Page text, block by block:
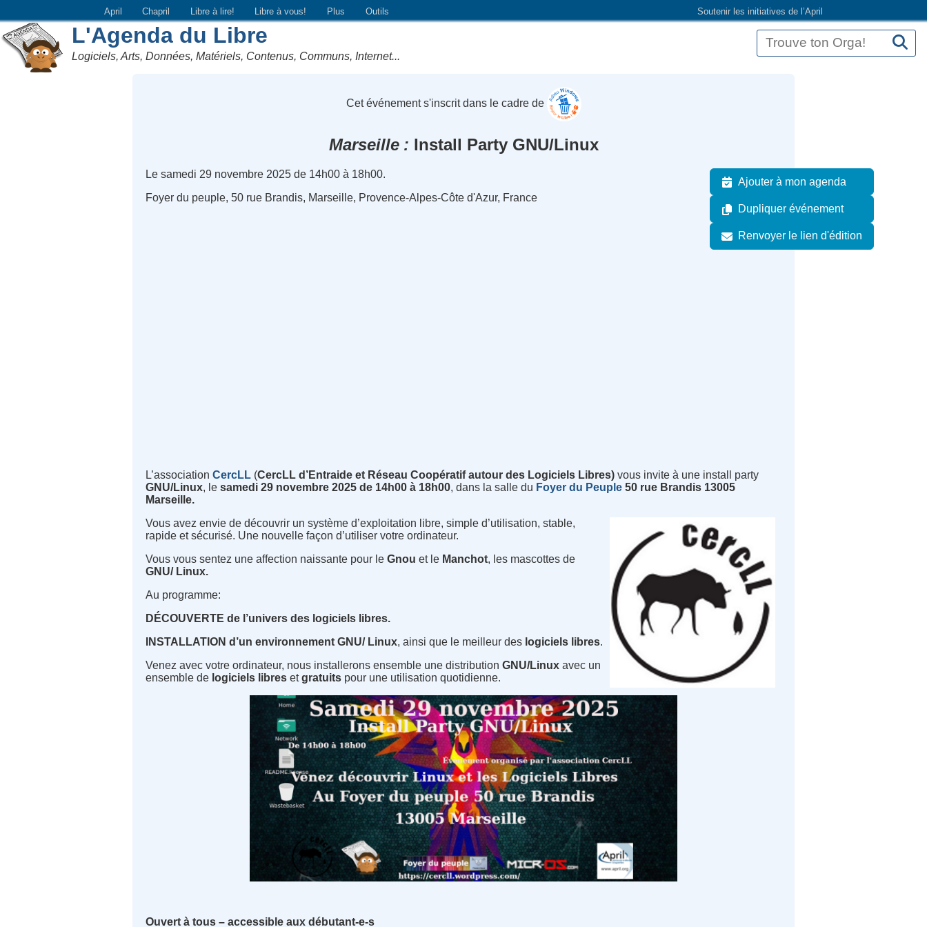
Soutenir les initiatives de l’April
April Chapril Libre à lire! Libre à vous! Plus Outils
L'Agenda du Libre
Logiciels, Arts, Données, Matériels, Contenus, Communs, Internet...
Cet événement s'inscrit dans le cadre de
Marseille Install Party GNU/Linux
Ajouter à mon agenda
Dupliquer événement
Renvoyer le lien d'édition
Le samedi 29 novembre 2025 de 14h00 à 18h00.
Foyer du peuple, 50 rue Brandis, Marseille, Provence-Alpes-Côte d'Azur, France
L’association CercLL (CercLL d’Entraide et Réseau Coopératif autour des Logiciels Libres) vous invite à une install party
GNU/Linux, le samedi 29 novembre 2025 de 14h00 à 18h00, dans la salle du Foyer du Peuple 50 rue Brandis 13005
Marseille.
Vous avez envie de découvrir un système d’exploitation libre, simple d’utilisation, stable,
rapide et sécurisé. Une nouvelle façon d’utiliser votre ordinateur.
Vous vous sentez une affection naissante pour leGnou et le Manchot, les mascottes de
GNU/ Linux.
Au programme:
DÉCOUVERTE de l’univers des logiciels libres.
INSTALLATION d’un environnement GNU/ Linux, ainsi que le meilleur des logiciels libres.
Venez avec votre ordinateur, nous installerons ensemble une distributionGNU/Linuxavec un
ensemble de logiciels libres etgratuits pour une utilisation quotidienne.
Ouvert à tous – accessible aux débutant-e-s